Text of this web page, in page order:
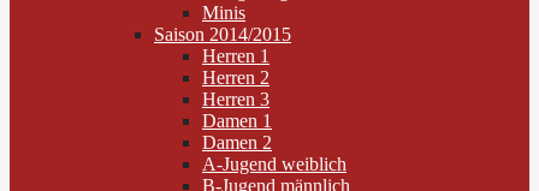
Minis
Saison 2014/2015
Herren 1
Herren 2
Herren 3
Damen 1
Damen 2
A-Jugend weiblich
B-Jugend männlich